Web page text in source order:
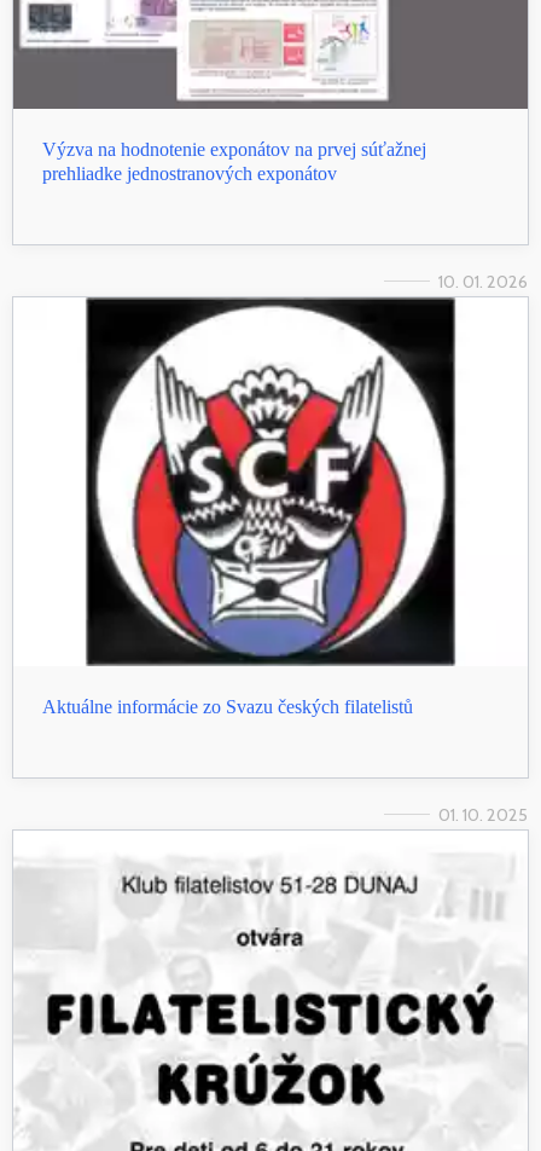
Výzva na hodnotenie exponátov na prvej súťažnej
prehliadke jednostranových exponátov
10. 01. 2026
Aktuálne informácie zo Svazu českých filatelistů
01. 10. 2025